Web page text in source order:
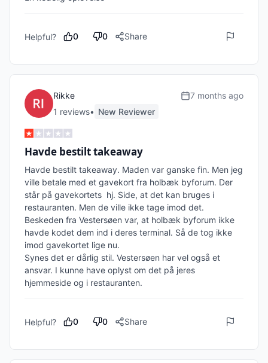
Helpful? 0 0 Share
Rikke
1 reviews• New Reviewer
7 months ago
Havde bestilt takeaway
Havde bestilt takeaway. Maden var ganske fin. Men jeg
ville betale med et gavekort fra holbæk byforum. Der
står på gavekortets  hj. Side, at det kan bruges i
restauranten. Men de ville ikke tage imod det.
Beskeden fra Vestersøen var, at holbæk byforum ikke
havde kodet dem ind i deres terminal. Så de tog ikke
imod gavekortet lige nu.
Synes det er dårlig stil. Vestersøen har vel også et
ansvar. I kunne have oplyst om det på jeres
Helpful? 0 0 Share